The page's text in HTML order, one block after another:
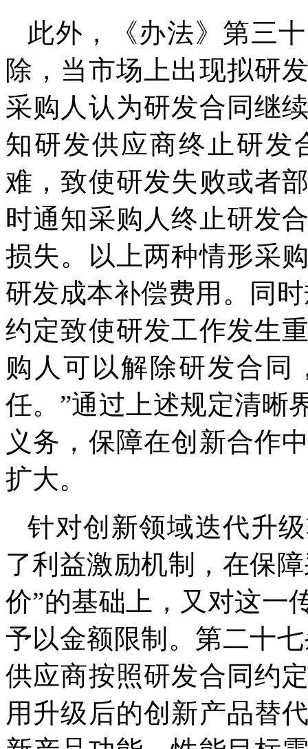
此外，《办法》第三
除，当市场上出现拟研
采购人认为研发合同继
知研发供应商终止研发
难，致使研发失败或者
时通知采购人终止研发
损失。以上两种情形采
研发成本补偿费用。同
约定致使研发工作发生
购人可以解除研发合同
任。”通过上述规定清晰
义务，保障在创新合作
扩大。
针对创新领域迭代升
了利益激励机制，在保
价”的基础上，又对这一
予以金额限制。第二十
供应商按照研发合同约
用升级后的创新产品替